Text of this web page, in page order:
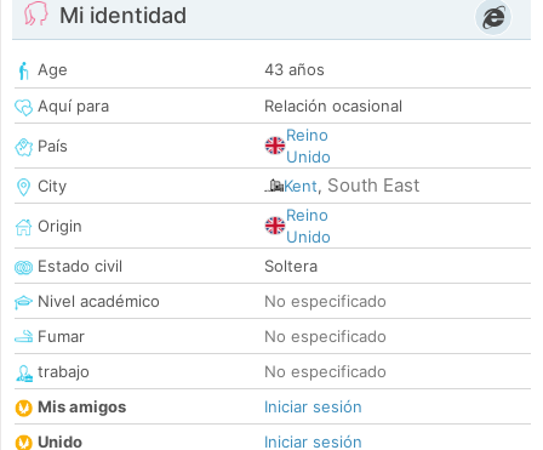
Mi identidad
Age
43 años
Aquí para
Relación ocasional
País
Reino
Unido
City
Kent, South East
Origin
Reino
Unido
Estado civil
Soltera
Nivel académico
No especificado
Fumar
No especificado
trabajo
No especificado
Mis amigos
Iniciar sesión
Unido
Iniciar sesión